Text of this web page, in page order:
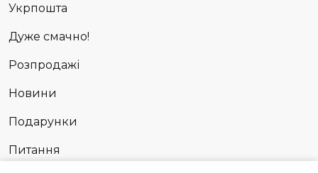
Укрпошта
Дуже смачно!
Розпродажі
Новини
Подарунки
Питання